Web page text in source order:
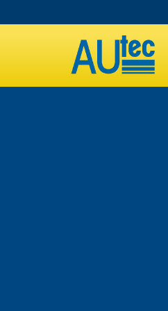
MAIN
NAVIGATION